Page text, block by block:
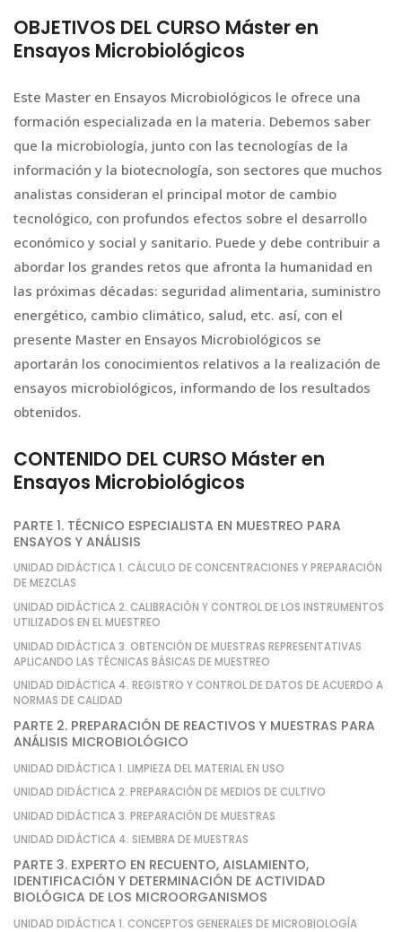
OBJETIVOS DEL CURSO Máster en
Ensayos Microbiológicos
Este Master en Ensayos Microbiológicos le ofrece una
formación especializada en la materia. Debemos saber
que la microbiología, junto con las tecnologías de la
información y la biotecnología, son sectores que muchos
analistas consideran el principal motor de cambio
tecnológico, con profundos efectos sobre el desarrollo
económico y social y sanitario. Puede y debe contribuir a
abordar los grandes retos que afronta la humanidad en
las próximas décadas: seguridad alimentaria, suministro
energético, cambio climático, salud, etc. así, con el
presente Master en Ensayos Microbiológicos se
aportarán los conocimientos relativos a la realización de
ensayos microbiológicos, informando de los resultados
obtenidos.
CONTENIDO DEL CURSO Máster en
Ensayos Microbiológicos
PARTE 1. TÉCNICO ESPECIALISTA EN MUESTREO PARA
ENSAYOS Y ANÁLISIS
UNIDAD DIDÁCTICA 1. CÁLCULO DE CONCENTRACIONES Y PREPARACIÓN
DE MEZCLAS
UNIDAD DIDÁCTICA 2. CALIBRACIÓN Y CONTROL DE LOS INSTRUMENTOS
UTILIZADOS EN EL MUESTREO
UNIDAD DIDÁCTICA 3. OBTENCIÓN DE MUESTRAS REPRESENTATIVAS
APLICANDO LAS TÉCNICAS BÁSICAS DE MUESTREO
UNIDAD DIDÁCTICA 4. REGISTRO Y CONTROL DE DATOS DE ACUERDO A
NORMAS DE CALIDAD
PARTE 2. PREPARACIÓN DE REACTIVOS Y MUESTRAS PARA
ANÁLISIS MICROBIOLÓGICO
UNIDAD DIDÁCTICA 1. LIMPIEZA DEL MATERIAL EN USO
UNIDAD DIDÁCTICA 2. PREPARACIÓN DE MEDIOS DE CULTIVO
UNIDAD DIDÁCTICA 3. PREPARACIÓN DE MUESTRAS
UNIDAD DIDÁCTICA 4. SIEMBRA DE MUESTRAS
PARTE 3. EXPERTO EN RECUENTO, AISLAMIENTO,
IDENTIFICACIÓN Y DETERMINACIÓN DE ACTIVIDAD
BIOLÓGICA DE LOS MICROORGANISMOS
UNIDAD DIDÁCTICA 1. CONCEPTOS GENERALES DE MICROBIOLOGÍA